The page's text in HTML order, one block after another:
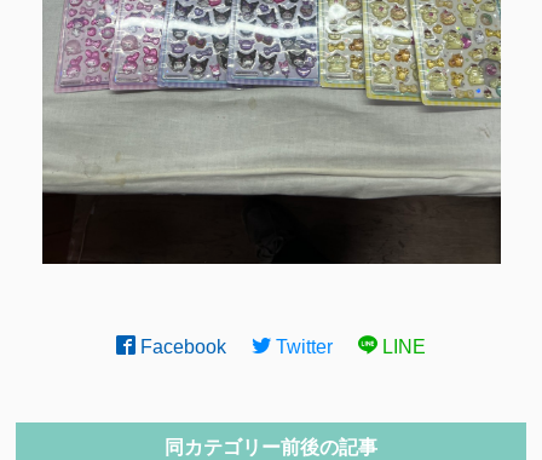
Facebook Twitter LINE
同カテゴリー前後の記事